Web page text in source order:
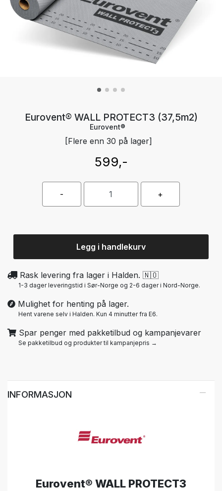
Eurovent® WALL PROTECT3 (37,5m2)
Eurovent®
[Flere enn 30 på lager]
599,-
Legg i handlekurv
Rask levering fra lager i Halden. 🇳🇴
1-3 dager leveringstid i Sør-Norge og 2-6 dager i Nord-Norge.
Mulighet for henting på lager.
Hent varene selv i Halden. Kun 4 minutter fra E6.
Spar penger med pakketilbud og kampanjevarer
Se pakketilbud og produkter til kampanjepris →
INFORMASJON
Eurovent® WALL PROTECT3